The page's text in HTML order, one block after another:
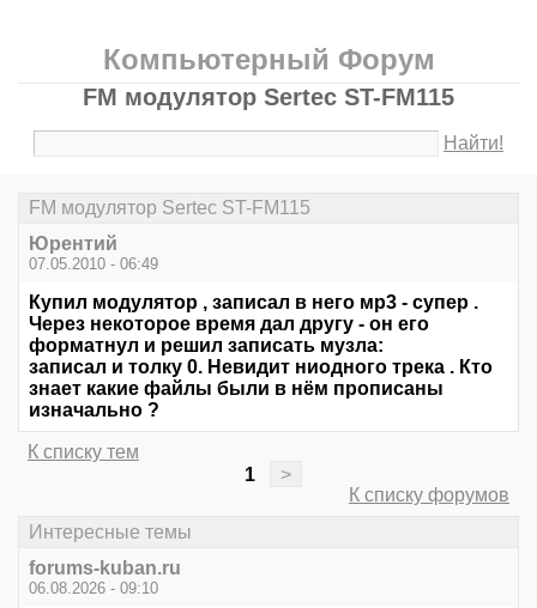
Компьютерный Форум
FM модулятор Sertec ST-FM115
Найти!
FM модулятор Sertec ST-FM115
Юрентий
07.05.2010 - 06:49
Купил модулятор , записал в него мр3 - супер .
Через некоторое время дал другу - он его
форматнул и решил записать музла:
записал и толку 0. Невидит ниодного трека . Кто
знает какие файлы были в нём прописаны
изначально ?
К списку тем
1
>
К списку форумов
Интересные темы
forums-kuban.ru
06.08.2026 - 09:10